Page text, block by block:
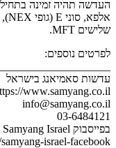
שלישים MFT.
לפרטים נוספים:
עדשות סאמיאנג בישראל
www.samyang.co.il
info@samyang.co.il
03-6484121
בפייסבוק Samyang Israel
israel-facebook